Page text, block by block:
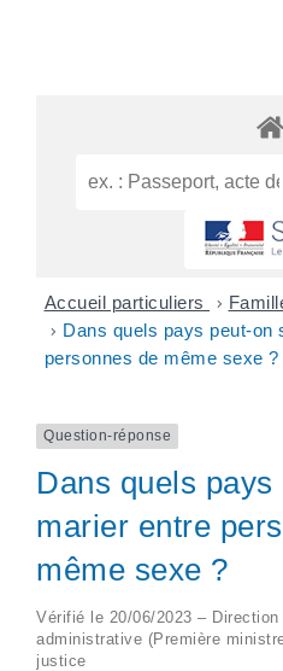
Accueil particuliers >
> Dans quels pays peut-on
personnes de même sexe ?
Question-réponse
Dans quels
marier entre
même sexe ?
Vérifié le 20/06/2023 –
administrative (Première
justice